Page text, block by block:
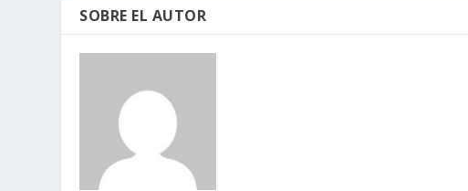
SOBRE EL AUTOR